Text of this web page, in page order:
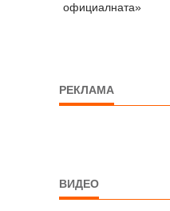
официалната»
РЕКЛАМА
ВИДЕО